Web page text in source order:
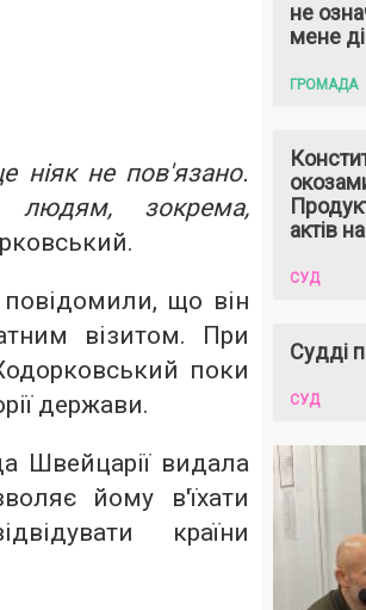
ніяк не пов'язано.
зокрема,
повідомили, що він
візитом. При
поки
держави.
Швейцарії видала
йому в'їхати
країни
не
мене
ГРОМАДА
актів
СУД
Судді
СУД